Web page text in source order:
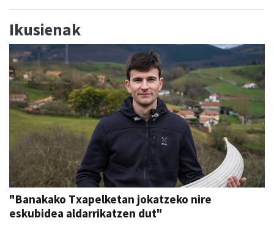
Ikusienak
"Banakako Txapelketan jokatzeko nire
eskubidea aldarrikatzen dut"